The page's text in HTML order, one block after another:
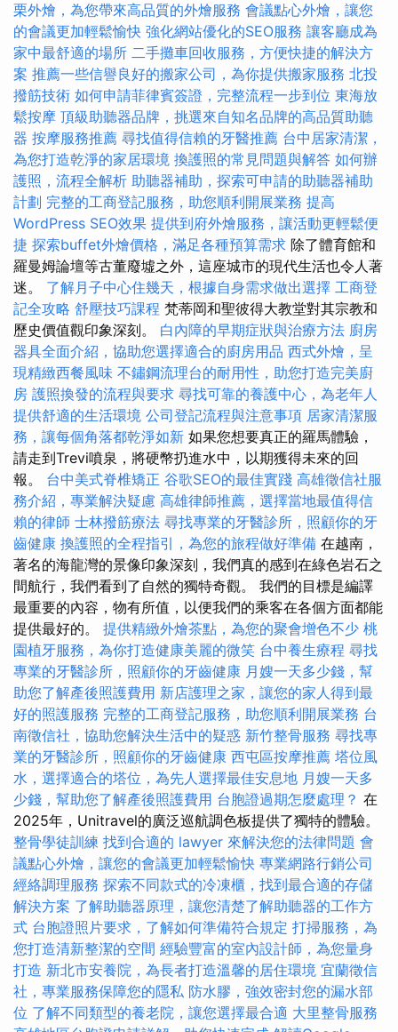
栗外燴，為您帶來高品質的外燴服務 會議點心外燴，讓您
的會議更加輕鬆愉快 強化網站優化的SEO服務 讓客廳成為
家中最舒適的場所 二手攤車回收服務，方便快捷的解決方
案 推薦一些信譽良好的搬家公司，為你提供搬家服務 北投
撥筋技術 如何申請菲律賓簽證，完整流程一步到位 東海放
鬆按摩 頂級助聽器品牌，挑選來自知名品牌的高品質助聽
器 按摩服務推薦 尋找值得信賴的牙醫推薦 台中居家清潔，
為您打造乾淨的家居環境 換護照的常見問題與解答 如何辦
護照，流程全解析 助聽器補助，探索可申請的助聽器補助
計劃 完整的工商登記服務，助您順利開展業務 提高
WordPress SEO效果 提供到府外燴服務，讓活動更輕鬆便
捷 探索buffet外燴價格，滿足各種預算需求 除了體育館和
羅曼姆論壇等古董廢墟之外，這座城市的現代生活也令人著
迷。 了解月子中心住幾天，根據自身需求做出選擇 工商登
記全攻略 舒壓技巧課程 梵蒂岡和聖彼得大教堂對其宗教和
歷史價值觀印象深刻。 白內障的早期症狀與治療方法 廚房
器具全面介紹，協助您選擇適合的廚房用品 西式外燴，呈
現精緻西餐風味 不鏽鋼流理台的耐用性，助您打造完美廚
房 護照換發的流程與要求 尋找可靠的養護中心，為老年人
提供舒適的生活環境 公司登記流程與注意事項 居家清潔服
務，讓每個角落都乾淨如新 如果您想要真正的羅馬體驗，
請走到Trevi噴泉，將硬幣扔進水中，以期獲得未來的回
報。 台中美式脊椎矯正 谷歌SEO的最佳實踐 高雄徵信社服
務介紹，專業解決疑慮 高雄律師推薦，選擇當地最值得信
賴的律師 士林撥筋療法 尋找專業的牙醫診所，照顧你的牙
齒健康 換護照的全程指引，為您的旅程做好準備 在越南，
著名的海龍灣的景像印象深刻，我們真的感到在綠色岩石之
間航行，我們看到了自然的獨特奇觀。 我們的目標是編譯
最重要的內容，物有所值，以便我們的乘客在各個方面都能
提供最好的。 提供精緻外燴茶點，為您的聚會增色不少 桃
園植牙服務，為你打造健康美麗的微笑 台中養生療程 尋找
專業的牙醫診所，照顧你的牙齒健康 月嫂一天多少錢，幫
助您了解產後照護費用 新店護理之家，讓您的家人得到最
好的照護服務 完整的工商登記服務，助您順利開展業務 台
南徵信社，協助您解決生活中的疑惑 新竹整骨服務 尋找專
業的牙醫診所，照顧你的牙齒健康 西屯區按摩推薦 塔位風
水，選擇適合的塔位，為先人選擇最佳安息地 月嫂一天多
少錢，幫助您了解產後照護費用 台胞證過期怎麼處理？ 在
2025年，Unitravel的廣泛巡航調色板提供了獨特的體驗。
整骨學徒訓練 找到合適的 lawyer 來解決您的法律問題 會
議點心外燴，讓您的會議更加輕鬆愉快 專業網路行銷公司
經絡調理服務 探索不同款式的冷凍櫃，找到最合適的存儲
解決方案 了解助聽器原理，讓您清楚了解助聽器的工作方
式 台胞證照片要求，了解如何準備符合規定 打掃服務，為
您打造清新整潔的空間 經驗豐富的室內設計師，為您量身
打造 新北市安養院，為長者打造溫馨的居住環境 宜蘭徵信
社，專業服務保障您的隱私 防水膠，強效密封您的漏水部
位 了解不同類型的養老院，讓您選擇最合適 大里整骨服務